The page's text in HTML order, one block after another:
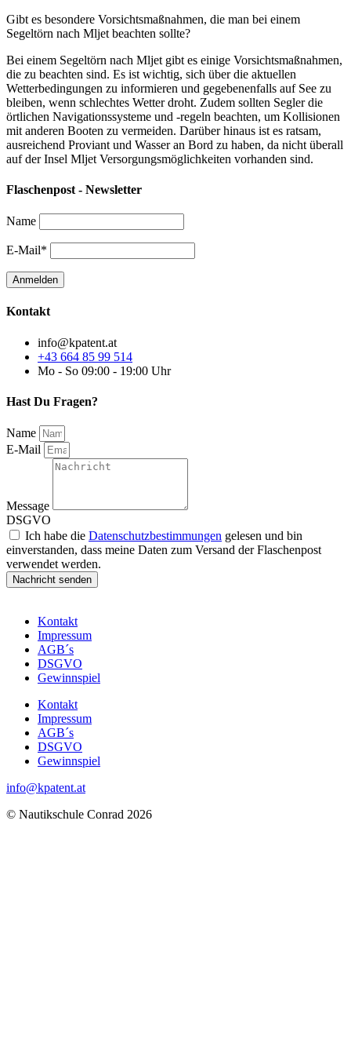
Gibt es besondere Vorsichtsmaßnahmen, die man bei einem
Segeltörn nach Mljet beachten sollte?
Bei einem Segeltörn nach Mljet gibt es einige Vorsichtsmaßnahmen,
die zu beachten sind. Es ist wichtig, sich über die aktuellen
Wetterbedingungen zu informieren und gegebenenfalls auf See zu
bleiben, wenn schlechtes Wetter droht. Zudem sollten Segler die
örtlichen Navigationssysteme und -regeln beachten, um Kollisionen
mit anderen Booten zu vermeiden. Darüber hinaus ist es ratsam,
ausreichend Proviant und Wasser an Bord zu haben, da nicht überall
auf der Insel Mljet Versorgungsmöglichkeiten vorhanden sind.
Flaschenpost - Newsletter
Name
E-Mail*
Kontakt
info@kpatent.at
+43 664 85 99 514
Mo - So 09:00 - 19:00 Uhr
Hast Du Fragen?
Name
E-Mail
Message
DSGVO
Ich habe die Datenschutzbestimmungen gelesen und bin
einverstanden, dass meine Daten zum Versand der Flaschenpost
verwendet werden.
Nachricht senden
Kontakt
Impressum
AGB´s
DSGVO
Gewinnspiel
Kontakt
Impressum
AGB´s
DSGVO
Gewinnspiel
info@kpatent.at
© Nautikschule Conrad 2026